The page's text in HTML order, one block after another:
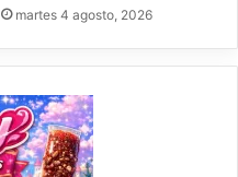
martes 4 agosto, 2026